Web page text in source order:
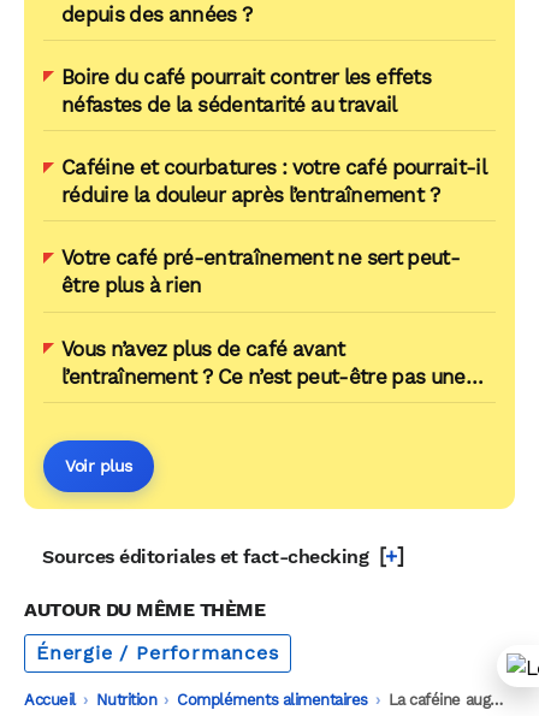
depuis des années ?
Boire du café pourrait contrer les effets
néfastes de la sédentarité au travail
Caféine et courbatures : votre café pourrait-il
réduire la douleur après l’entraînement ?
Votre café pré-entraînement ne sert peut-
être plus à rien
Vous n’avez plus de café avant
l’entraînement ? Ce n’est peut-être pas une
mauvaise nouvelle
Voir plus
Sources éditoriales et fact-checking [+]
AUTOUR DU MÊME THÈME
Énergie / Performances
Accueil -
Nutrition -
Compléments alimentaires -
La caféine augmente-t-elle la force musculaire ?